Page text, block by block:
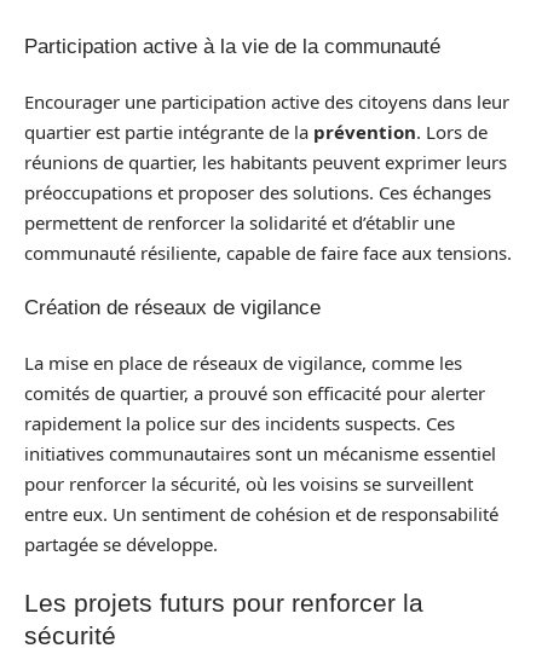
Participation active à la vie de la communauté
Encourager une participation active des citoyens dans leur
quartier est partie intégrante de la prévention. Lors de
réunions de quartier, les habitants peuvent exprimer leurs
préoccupations et proposer des solutions. Ces échanges
permettent de renforcer la solidarité et d’établir une
communauté résiliente, capable de faire face aux tensions.
Création de réseaux de vigilance
La mise en place de réseaux de vigilance, comme les
comités de quartier, a prouvé son efficacité pour alerter
rapidement la police sur des incidents suspects. Ces
initiatives communautaires sont un mécanisme essentiel
pour renforcer la sécurité, où les voisins se surveillent
entre eux. Un sentiment de cohésion et de responsabilité
partagée se développe.
Les projets futurs pour renforcer la
sécurité